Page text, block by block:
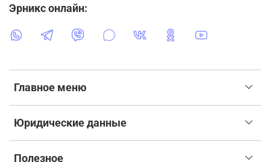
Главное меню
Юридические данные
Полезное
Эрникс онлайн: